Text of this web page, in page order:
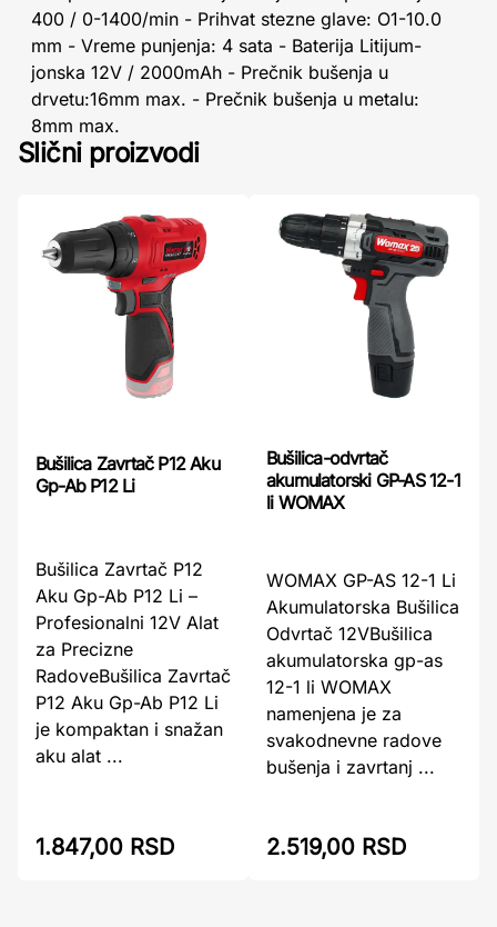
400 / 0-1400/min - Prihvat stezne glave: O1-10.0
mm - Vreme punjenja: 4 sata - Baterija Litijum-
jonska 12V / 2000mAh - Prečnik bušenja u
drvetu:16mm max. - Prečnik bušenja u metalu:
8mm max.
Slični proizvodi
Bušilica Zavrtač P12 Aku
Gp-Ab P12 Li
Bušilica Zavrtač P12
Aku Gp-Ab P12 Li –
Profesionalni 12V Alat
za Precizne
RadoveBušilica Zavrtač
P12 Aku Gp-Ab P12 Li
je kompaktan i snažan
aku alat ...
1.847,00 RSD
Bušilica-odvrtač
akumulatorski GP-AS 12-1
li WOMAX
WOMAX GP-AS 12-1 Li
Akumulatorska Bušilica
Odvrtač 12VBušilica
akumulatorska gp-as
12-1 li WOMAX
namenjena je za
svakodnevne radove
bušenja i zavrtanj ...
2.519,00 RSD